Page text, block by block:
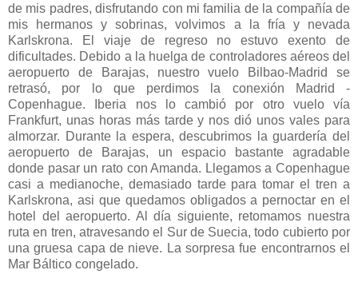
de mis padres, disfrutando con mi familia de la compañía de
mis hermanos y sobrinas, volvimos a la fría y nevada
Karlskrona. El viaje de regreso no estuvo exento de
dificultades. Debido a la huelga de controladores aéreos del
aeropuerto de Barajas, nuestro vuelo Bilbao-Madrid se
retrasó, por lo que perdimos la conexión Madrid -
Copenhague. Iberia nos lo cambió por otro vuelo vía
Frankfurt, unas horas más tarde y nos dió unos vales para
almorzar. Durante la espera, descubrimos la guardería del
aeropuerto de Barajas, un espacio bastante agradable
donde pasar un rato con Amanda. Llegamos a Copenhague
casi a medianoche, demasiado tarde para tomar el tren a
Karlskrona, asi que quedamos obligados a pernoctar en el
hotel del aeropuerto. Al día siguiente, retomamos nuestra
ruta en tren, atravesando el Sur de Suecia, todo cubierto por
una gruesa capa de nieve. La sorpresa fue encontrarnos el
Mar Báltico congelado.